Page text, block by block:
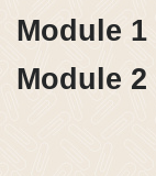
Module 1
Module 2